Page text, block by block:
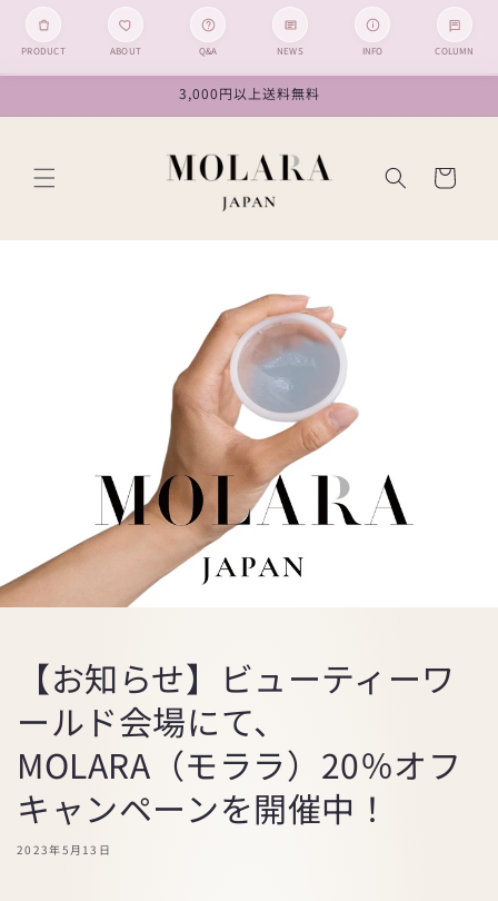
3,000円以上送料無料
ー
PRODUCT ABOUT Q&A NEWS INFO COLUMN
【お知らせ】ビューティーワ
ールド会場にて、
MOLARA（モララ）20％オフ
キャンペーンを開催中！
2023年5月13日